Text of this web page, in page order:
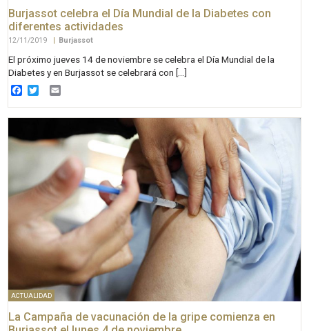
Burjassot celebra el Día Mundial de la Diabetes con
diferentes actividades
12/11/2019 | Burjassot
El próximo jueves 14 de noviembre se celebra el Día Mundial de la
Diabetes y en Burjassot se celebrará con […]
Facebook
Twitter
ACTUALIDAD
La Campaña de vacunación de la gripe comienza en